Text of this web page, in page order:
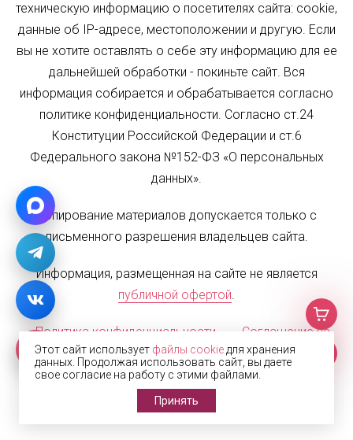
техническую информацию о посетителях сайта: cookie,
данные об IP-адресе, местоположении и другую. Если
вы не хотите оставлять о себе эту информацию для ее
дальнейшей обработки - покиньте сайт. Вся
информация собирается и обрабатывается согласно
политике конфиденциальности. Согласно ст.24
Конституции Российской Федерации и ст.6
Федерального закона №152-ФЗ «О персональных
данных».
Копирование материалов допускается только с
письменного разрешения владельцев сайта.
Информация, размещенная на сайте не является
публичной офертой.
Политика конфиденциальности
Соглашение на
обработку персональных данных
Карта сайта
© 2002—2026 Жалюзи.РФ
Этот сайт использует файлы cookie для хранения
данных. Продолжая использовать сайт, вы даете
свое согласие на работу с этими файлами.
Принять